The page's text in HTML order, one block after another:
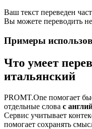
Ваш текст переведен
Вы можете переводить
Примеры
Что умеет
итальянский
PROMT.One помогает
отдельные слова с
Сервис учитывает
помогает сохранять